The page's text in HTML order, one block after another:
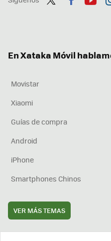
En Xataka Móvil
Movistar
Xiaomi
Guías de compra
Android
iPhone
Smartphones Chinos
VER MÁS TEMAS